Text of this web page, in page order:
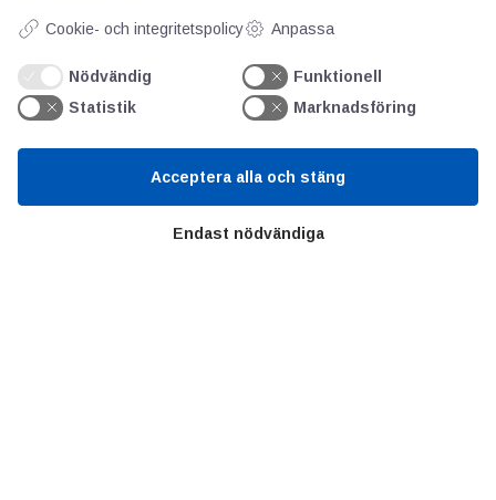
SIFU
Värt att besöka
Cookie- och integritetspolicy Anpassa
Nödvändig
Funktionell
Statistik
Marknadsföring
Endast nödvändiga
Acceptera alla och stäng